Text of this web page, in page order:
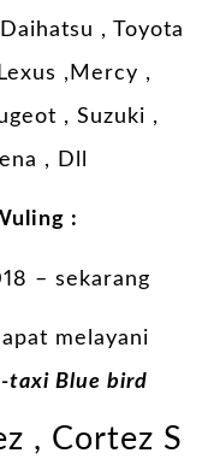
, Toyota
,Mercy ,
, Suzuki ,
, Dll
:
– sekarang
melayani
taxi Blue bird
, Cortez S